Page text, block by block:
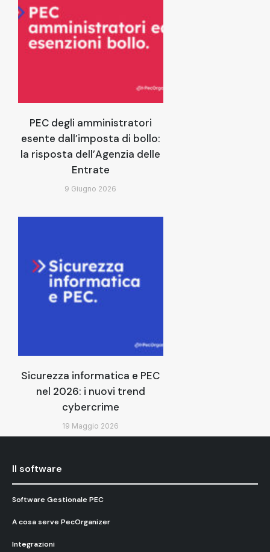
PEC degli amministratori
esente dall’imposta di bollo:
la risposta dell’Agenzia delle
Entrate
9 Giugno 2026
Sicurezza informatica e PEC
nel 2026: i nuovi trend
cybercrime
19 Maggio 2026
Il software
Software Gestionale PEC
A cosa serve PecOrganizer
Integrazioni